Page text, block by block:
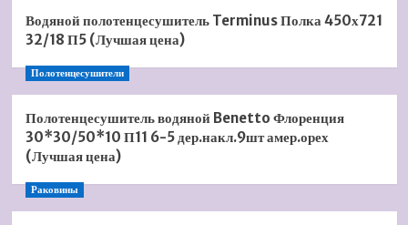
Водяной полотенцесушитель Terminus Полка 450х721
32/18 П5 (Лучшая цена)
Полотенцесушители
Полотенцесушитель водяной Benetto Флоренция
30*30/50*10 П11 6-5 дер.накл.9шт амер.орех
(Лучшая цена)
Раковины